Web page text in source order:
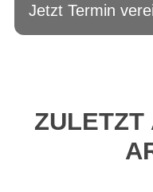
Jetzt Termin
ZULETZT